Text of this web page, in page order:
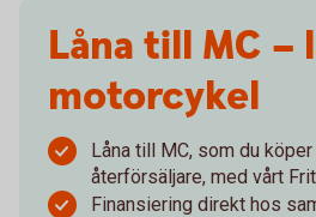
Låna till MC –
motorcykel
Låna till MC, som du
återförsäljare, med vårt
Finansiering direkt hos